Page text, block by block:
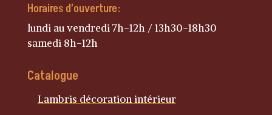
Horaires d’ouverture:
lundi au vendredi 7h-12h / 13h30-18h30
samedi 8h-12h
Catalogue
Lambris décoration intérieur